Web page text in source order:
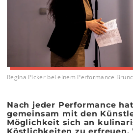
Regina Picker bei einem Performance
Nach jeder Performance
gemeinsam mit den
Möglichkeit sich an